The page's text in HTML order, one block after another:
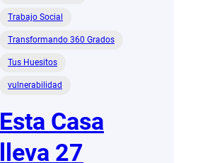
Trabajo Social
Transformando 360 Grados
Tus Huesitos
vulnerabilidad
Esta Casa
lleva 27